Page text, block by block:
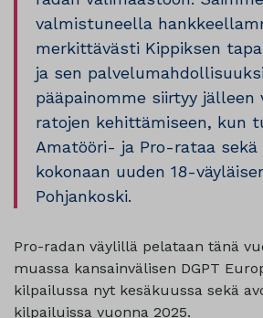
valmistuneella
merkittävästi Kippiksen
ja sen
pääpainomme siirtyy jälleen
ratojen kehittämiseen, kun
Amatööri- ja Pro-rataa sekä
kokonaan uuden 18-
Pohjankoski.
Pro-radan väylillä pelataan tänä
muassa kansainvälisen DGPT
kilpailussa nyt kesäkuussa sekä
kilpailuissa vuonna 2025.